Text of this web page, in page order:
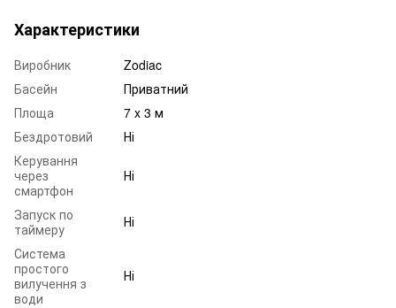
Характеристики
Виробник
Zodiac
Басейн
Приватний
Площа
7 x 3 м
Бездротовий
Ні
Керування
через
смартфон
Ні
Запуск по
таймеру
Ні
Система
простого
вилучення з
води
Ні